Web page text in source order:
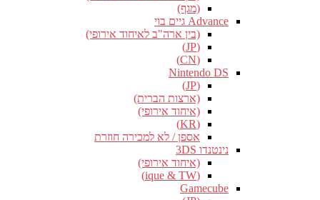
(מגף)
Advance גיים בוי
(בין ארה"ב לאיחוד אירופי)
(JP)
(CN)
Nintendo DS
(JP)
(ארצות הברית)
(איחוד אירופי)
(KR)
אספן / לא למכירה חוזרת
נינטנדו 3DS
(איחוד אירופי)
(ique & TW)
Gamecube